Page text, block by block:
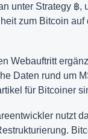
unter Strategy ฿,
zum Bitcoin auf
Webauftritt
Daten rund um
für Bitcoiner
nutzt